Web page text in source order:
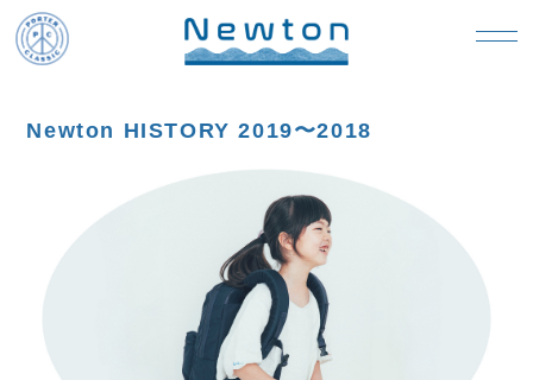
Newton HISTORY 2019〜2018